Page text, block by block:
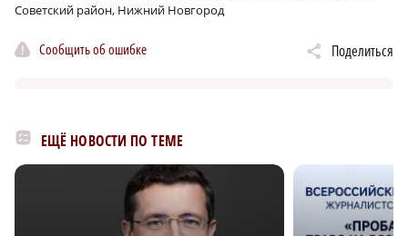
Советский район, Нижний Новгород
Сообщить об ошибке Поделиться
ЕЩЁ НОВОСТИ ПО ТЕМЕ